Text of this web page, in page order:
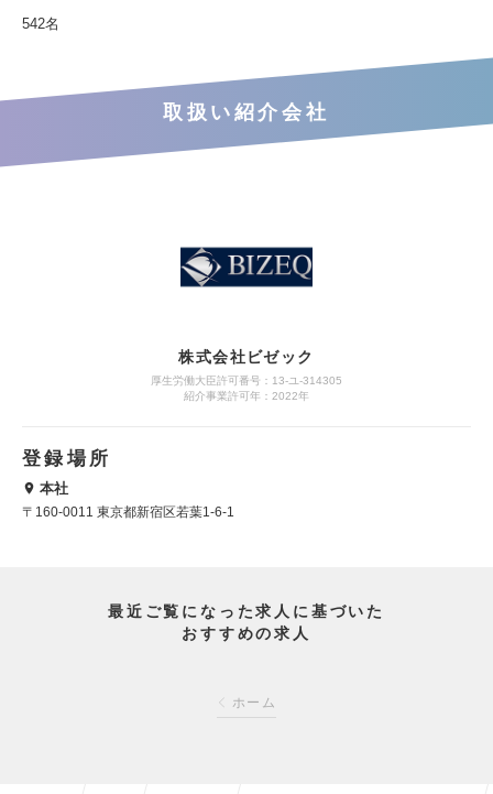
542名
取扱い紹介会社
株式会社ビゼック
厚生労働大臣許可番号：13-ユ-314305
紹介事業許可年：2022年
登録場所
本社
〒160-0011 東京都新宿区若葉1-6-1
最近ご覧になった求人に基づいた
おすすめの求人
ホーム